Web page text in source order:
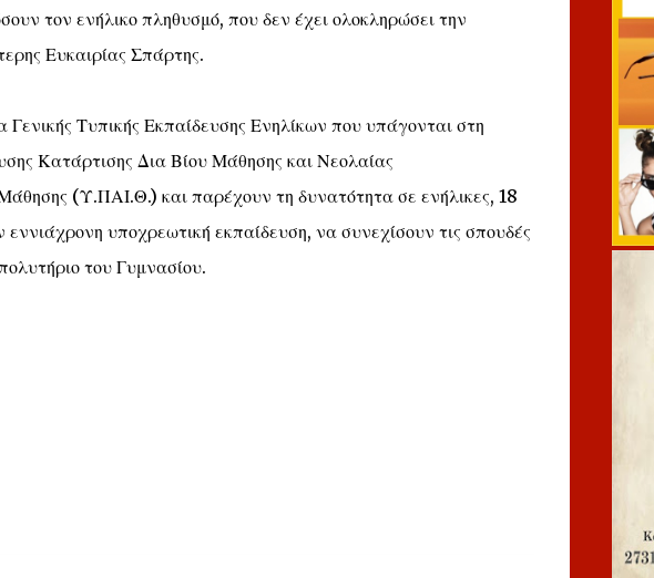
τον ενήλικο πληθυσμό, που δεν έχει ολοκληρώσει την
Ευκαιρίας Σπάρτης.
Γενικής Τυπικής Εκπαίδευσης Ενηλίκων που υπάγονται στη
Κατάρτισης Δια Βίου Μάθησης και Νεολαίας
(Υ.ΠΑΙ.Θ.) και παρέχουν τη δυνατότητα σε ενήλικες, 18
υποχρεωτική εκπαίδευση, να συνεχίσουν τις σπουδές
του Γυμνασίου.